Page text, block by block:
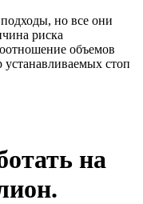
но все они
риска
объемов
устанавливаемых стоп
на